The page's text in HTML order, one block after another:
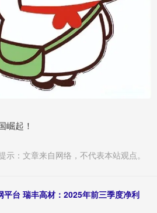
崛起！
示：文章来自网络，不代表本站观点。
台 瑞丰高材：2025年前三季度净利